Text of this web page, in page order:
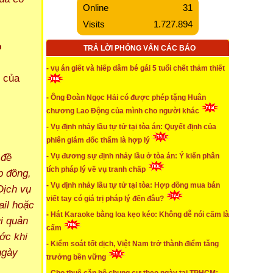
của
đồng,
vụ
hoặc
quản
khi
Online
31
Visits
1.727.894
TRẢ LỜI PHỎNG VẤN CÁC BÁO
- vụ án giết và hiếp dâm bé gái 5 tuổi chết thảm thiết
- Ông Đoàn Ngọc Hải có được phép tặng Huân
chương Lao Động của mình cho người khác
- Vụ định nhảy lầu tự tử tại tòa án: Quyết định của
phiên giám đốc thẩm là hợp lý
- Vụ đương sự định nhảy lầu ở tòa án: Ý kiến phân
tích pháp lý về vụ tranh chấp
- Vụ định nhảy lầu tự tử tại tòa: Hợp đồng mua bán
viết tay có giá trị pháp lý đến đâu?
- Hát Karaoke bằng loa kẹo kéo: Không dễ nói cấm là
cấm
- Kiểm soát tốt dịch, Việt Nam trở thành điểm tăng
trưởng bền vững
...xem chi tiết
* Cảnh giác với thông tin mua bán nhà đất trên mạng
được quảng cáo sai sự thật, gây nhiễu loạn
* TAND cấp cao hủy 2 bản án sơ thẩm và phúc thẩm
vụ “đương sự định nhảy lầu”
...xem chi tiết
* Hát Karaoke bằng loa kẹo kéo: Không dễ nói cấm
là cấm
...xem chi tiết
vừa có nồng độ cồn lại còn bỏ chạy khỏi hiện trường
...xem chi tiết
* Góp một số ý kiến cho dự thảo Luật Bảo Vệ Môi
Trường